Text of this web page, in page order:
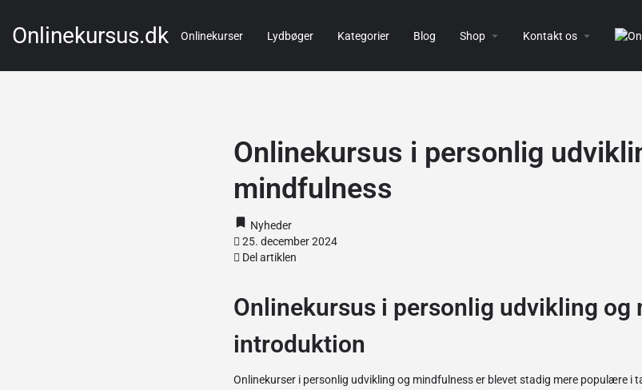
Onlinekursus.dk Onlinekurser Lydbøger Kategorier Blog Shop Kontakt os
Onlinekursus i personlig
mindfulness
Nyheder
25. december 2024
Del artiklen
Onlinekursus i personlig udvikling og
introduktion
Onlinekurser i personlig udvikling og mindfulness er blevet stadig mere populære i